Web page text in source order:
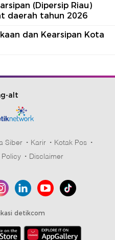
(Dipersip Riau)
daerah tahun 2026
dan Kearsipan Kota
Siber Karir
Kotak Pos
Disclaimer
detikcom